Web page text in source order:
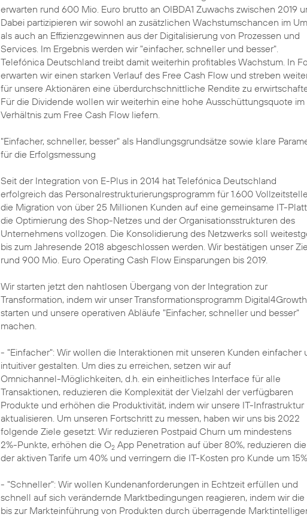
erwarten rund 600 Mio. Euro brutto an OIBDA1 Zuwachs zwischen 2019
Dabei partizipieren wir sowohl an zusätzlichen Wachstumschancen im
als auch an Effizienzgewinnen aus der Digitalisierung von Prozessen und
Services. Im Ergebnis werden wir "einfacher, schneller und besser".
Telefónica Deutschland treibt damit weiterhin profitables Wachstum. In
erwarten wir einen starken Verlauf des Free Cash Flow und streben
für unsere Aktionären eine überdurchschnittliche Rendite zu
Für die Dividende wollen wir weiterhin eine hohe Ausschüttungsquote im
Verhältnis zum Free Cash Flow liefern.
"Einfacher, schneller, besser" als Handlungsgrundsätze sowie klare
für die Erfolgsmessung
Seit der Integration von E-Plus in 2014 hat Telefónica Deutschland
erfolgreich das Personalrestrukturierungsprogramm für 1.600
die Migration von über 25 Millionen Kunden auf eine gemeinsame IT-
die Optimierung des Shop-Netzes und der Organisationsstrukturen des
Unternehmens vollzogen. Die Konsolidierung des Netzwerks soll
bis zum Jahresende 2018 abgeschlossen werden. Wir bestätigen unser
rund 900 Mio. Euro Operating Cash Flow Einsparungen bis 2019.
Wir starten jetzt den nahtlosen Übergang von der Integration zur
Transformation, indem wir unser Transformationsprogramm Digital4Growth
starten und unsere operativen Abläufe "Einfacher, schneller und besser"
machen.
- "Einfacher": Wir wollen die Interaktionen mit unseren Kunden einfacher
intuitiver gestalten. Um dies zu erreichen, setzen wir auf
Omnichannel-Möglichkeiten, d.h. ein einheitliches Interface für alle
Transaktionen, reduzieren die Komplexität der Vielzahl der verfügbaren
Produkte und erhöhen die Produktivität, indem wir unsere IT-Infrastruktur
aktualisieren. Um unseren Fortschritt zu messen, haben wir uns bis 2022
folgende Ziele gesetzt: Wir reduzieren Postpaid Churn um mindestens
2%-Punkte, erhöhen die O2 App Penetration auf über 80%, reduzieren
der aktiven Tarife um 40% und verringern die IT-Kosten pro Kunde um
- "Schneller": Wir wollen Kundenanforderungen in Echtzeit erfüllen und
schnell auf sich verändernde Marktbedingungen reagieren, indem wir die
bis zur Markteinführung von Produkten durch überragende